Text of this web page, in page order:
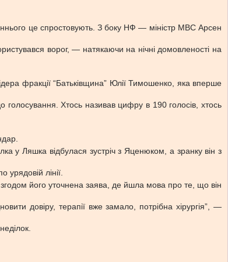
це спростовують. З боку НФ — міністр МВС Арсен
ворог, — натякаючи на нічні домовленості на
фракції “Батьківщина” Юлії Тимошенко, яка вперше
голосування. Хтось називав цифру в 190 голосів, хтось
у Ляшка відбулася зустріч з Яценюком, а зранку він з
лінії.
згодом його уточнена заява, де йшла мова про те, що він
довіру, терапії вже замало, потрібна хірургія”, —